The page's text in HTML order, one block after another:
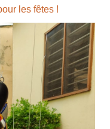
les fêtes !